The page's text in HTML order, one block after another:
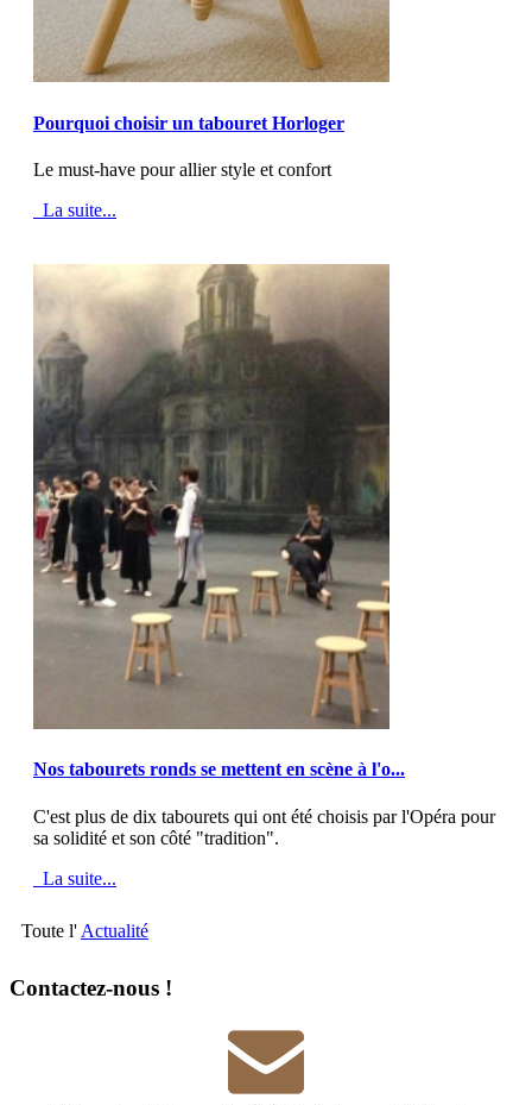
Pourquoi choisir un tabouret Horloger
Le must-have pour allier style et confort
La suite...
Nos tabourets ronds se mettent en scène à l'o...
C'est plus de dix tabourets qui ont été choisis par l'Opéra pour
sa solidité et son côté "tradition".
La suite...
Toute l' Actualité
Contactez-nous !